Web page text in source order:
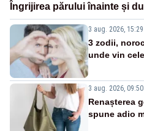
Îngrijirea părului înainte și
3 aug. 2026, 15:29
3 zodii,
unde vin
3 aug. 2026, 09:50
Renașterea
spune adio